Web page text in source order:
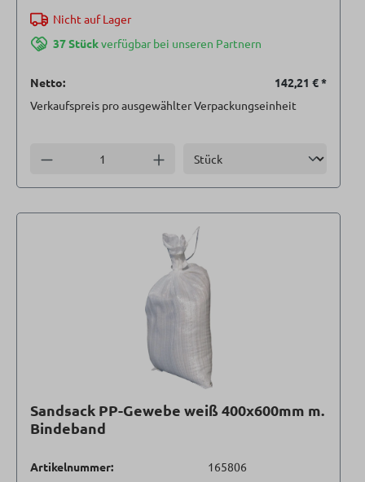
Nicht auf Lager
37 Stückverfügbar bei unseren Partnern
Netto: 142,21 €*
Verkaufspreis pro ausgewählter Verpackungseinheit
Anzahl verringern Anzahl erhöhen
Sandsack PP-Gewebe weiß 400x600mm m.
Bindeband
Artikelnummer: 165806